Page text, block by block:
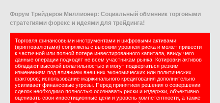
Форум Трейдеров Миллионер: Социальный обменник торговыми
стратегиями форекс и идеями для трейдинга!
Торговля финансовыми инструментами и цифровыми активами
(криптовалютами) сопряжена с высоким уровнем риска и может привести
к частичной или полной потере инвестированного капитала, ввиду чего
данные операции подходят не всем участникам рынка. Котировки активов
обладают высокой волатильностью и могут подвергаться резким
изменениям под влиянием внешних экономических или политических
факторов; использование маржинального кредитования дополнительно
усиливает финансовые угрозы. Перед принятием решения о совершении
сделок необходимо полностью осознавать риски и издержки, объективно
оценивать свои инвестиционные цели и уровень компетентности, а также